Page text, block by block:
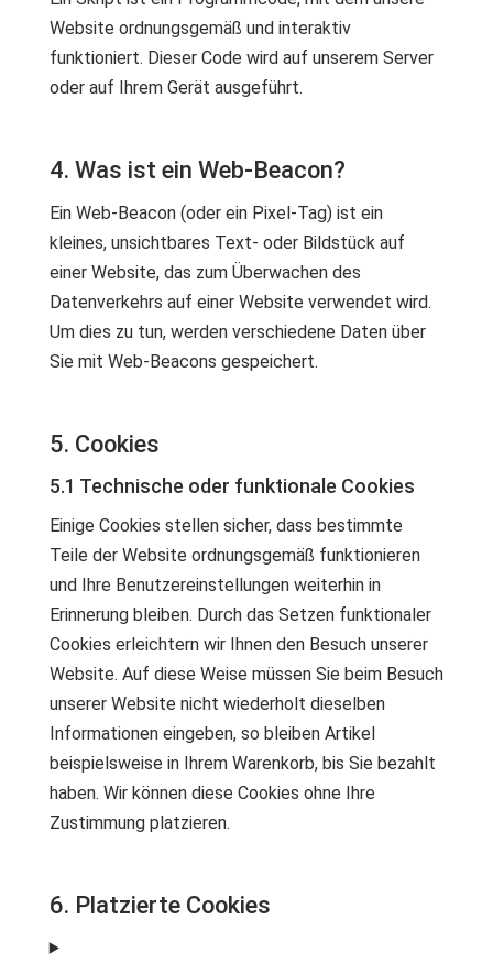
Website ordnungsgemäß und interaktiv
funktioniert. Dieser Code wird auf unserem Server
oder auf Ihrem Gerät ausgeführt.
4. Was ist ein Web-Beacon?
Ein Web-Beacon (oder ein Pixel-Tag) ist ein
kleines, unsichtbares Text- oder Bildstück auf
einer Website, das zum Überwachen des
Datenverkehrs auf einer Website verwendet wird.
Um dies zu tun, werden verschiedene Daten über
Sie mit Web-Beacons gespeichert.
5. Cookies
5.1 Technische oder funktionale Cookies
Einige Cookies stellen sicher, dass bestimmte
Teile der Website ordnungsgemäß funktionieren
und Ihre Benutzereinstellungen weiterhin in
Erinnerung bleiben. Durch das Setzen funktionaler
Cookies erleichtern wir Ihnen den Besuch unserer
Website. Auf diese Weise müssen Sie beim Besuch
unserer Website nicht wiederholt dieselben
Informationen eingeben, so bleiben Artikel
beispielsweise in Ihrem Warenkorb, bis Sie bezahlt
haben. Wir können diese Cookies ohne Ihre
Zustimmung platzieren.
6. Platzierte Cookies